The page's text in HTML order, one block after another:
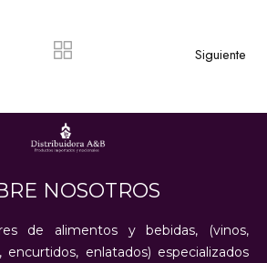
Siguiente
NOSOTROS
de alimentos y bebidas, (vinos,
encurtidos, enlatados) especializados